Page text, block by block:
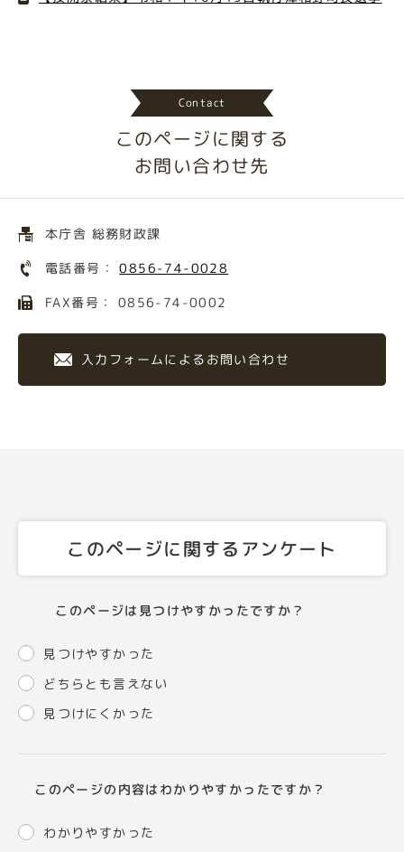
Contact
このページに関する
お問い合わせ先
本庁舎 総務財政課
電話番号：0856-74-0028
FAX番号： 0856-74-0002
入力フォームによるお問い合わせ
このページに関するアンケート
このページは見つけやすかったですか？
見つけやすかった
どちらとも言えない
見つけにくかった
このページの内容はわかりやすかったですか？
わかりやすかった